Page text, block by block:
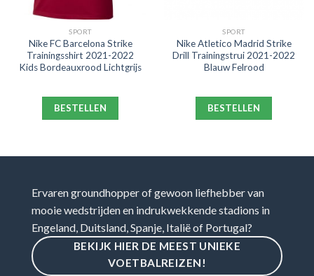
SPORT
Nike FC Barcelona Strike
Trainingsshirt 2021-2022
Kids Bordeauxrood Lichtgrijs
BESTELLEN
SPORT
Nike Atletico Madrid Strike
Drill Trainingstrui 2021-2022
Blauw Felrood
BESTELLEN
Ervaren groundhopper of gewoon liefhebber van
mooie wedstrijden en indrukwekkende stadions in
Engeland, Duitsland, Spanje, Italië of Portugal?
BEKIJK HIER DE MEEST UNIEKE
VOETBALREIZEN!